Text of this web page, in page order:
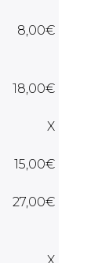
8,00€
18,00€
X
15,00€
27,00€